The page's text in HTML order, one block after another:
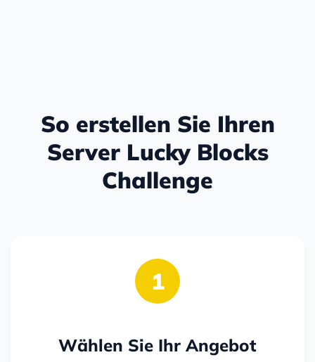
So erstellen Sie Ihren
Server Lucky Blocks
Challenge
1
Wählen Sie Ihr Angebot